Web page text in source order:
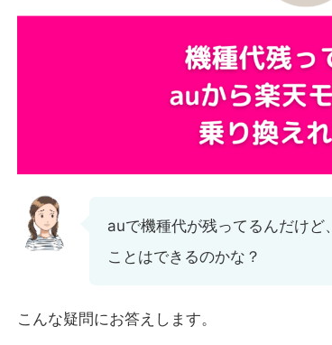
auで機種代が残ってるんだけど、
ことはできるのかな？
こんな疑問にお答えします。